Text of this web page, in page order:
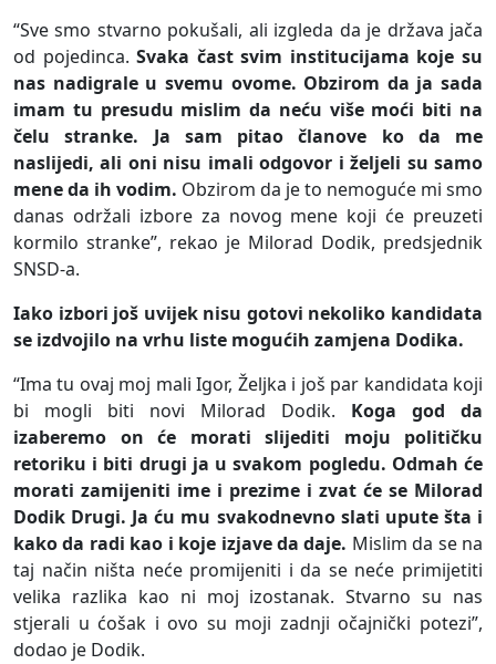
“Sve smo stvarno pokušali, ali izgleda da je država jača
od pojedinca. Svaka čast svim institucijama koje su
nas nadigrale u svemu ovome. Obzirom da ja sada
imam tu presudu mislim da neću više moći biti na
čelu stranke. Ja sam pitao članove ko da me
naslijedi, ali oni nisu imali odgovor i željeli su samo
mene da ih vodim. Obzirom da je to nemoguće mi smo
danas održali izbore za novog mene koji će preuzeti
kormilo stranke”, rekao je Milorad Dodik, predsjednik
SNSD-a.
Iako izbori još uvijek nisu gotovi nekoliko kandidata
se izdvojilo na vrhu liste mogućih zamjena Dodika.
“Ima tu ovaj moj mali Igor, Željka i još par kandidata koji
bi mogli biti novi Milorad Dodik. Koga god da
izaberemo on će morati slijediti moju političku
retoriku i biti drugi ja u svakom pogledu. Odmah će
morati zamijeniti ime i prezime i zvat će se Milorad
Dodik Drugi. Ja ću mu svakodnevno slati upute šta i
kako da radi kao i koje izjave da daje. Mislim da se na
taj način ništa neće promijeniti i da se neće primijetiti
velika razlika kao ni moj izostanak. Stvarno su nas
stjerali u ćošak i ovo su moji zadnji očajnički potezi”,
dodao je Dodik.